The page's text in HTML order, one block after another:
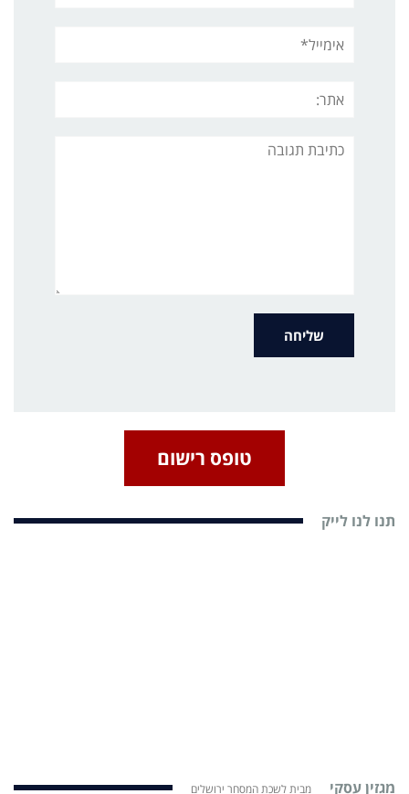
תגובה
טופס רישום
תנו לנו לייק
מגזין עסקי מבית לשכת המסחר ירושלים